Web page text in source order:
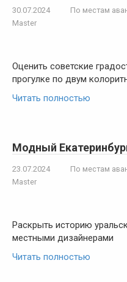
30.07.2024 По местам
Master
Оценить советские
прогулке по двум
Читать полностью
Модный
23.07.2024 По местам
Master
Раскрыть историю
местными дизайнерами
Читать полностью